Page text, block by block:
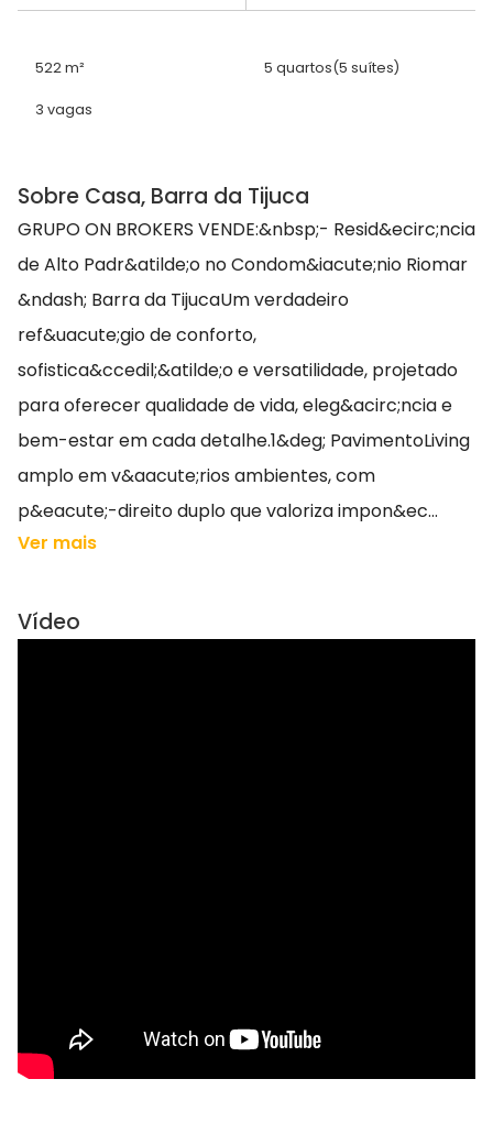
522 m² 5 quartos(5 suítes)
3 vagas
Sobre Casa, Barra da Tijuca
GRUPO ON BROKERS VENDE:&nbsp;- Resid&ecirc;ncia
de Alto Padr&atilde;o no Condom&iacute;nio Riomar
&ndash; Barra da TijucaUm verdadeiro
ref&uacute;gio de conforto,
sofistica&ccedil;&atilde;o e versatilidade, projetado
para oferecer qualidade de vida, eleg&acirc;ncia e
bem-estar em cada detalhe.1&deg; PavimentoLiving
amplo em v&aacute;rios ambientes, com
p&eacute;-direito duplo que valoriza impon&ec...
Ver mais
Vídeo